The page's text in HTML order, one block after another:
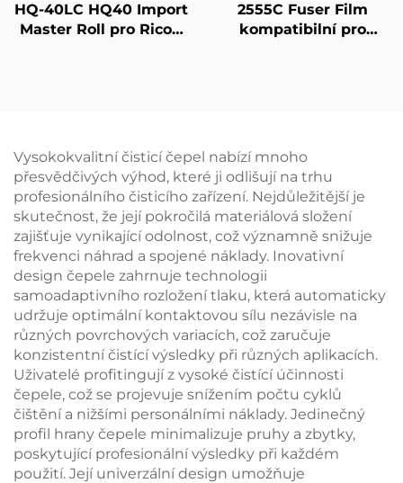
HQ-40LC HQ40 Import
Master Roll pro Ricoh
2555C Fuser Film
kompatibilní pro
Vysokokvalitní čisticí čepel nabízí mnoho
přesvědčivých výhod, které ji odlišují na trhu
profesionálního čisticího zařízení. Nejdůležitější je
skutečnost, že její pokročilá materiálová složení
zajišťuje vynikající odolnost, což významně snižuje
frekvenci náhrad a spojené náklady. Inovativní
design čepele zahrnuje technologii
samoadaptivního rozložení tlaku, která automaticky
udržuje optimální kontaktovou sílu nezávisle na
různých povrchových variacích, což zaručuje
konzistentní čistící výsledky při různých aplikacích.
Uživatelé profitingují z vysoké čistící účinnosti
čepele, což se projevuje snížením počtu cyklů
čištění a nižšími personálními náklady. Jedinečný
profil hrany čepele minimalizuje pruhy a zbytky,
poskytující profesionální výsledky při každém
použití. Její univerzální design umožňuje